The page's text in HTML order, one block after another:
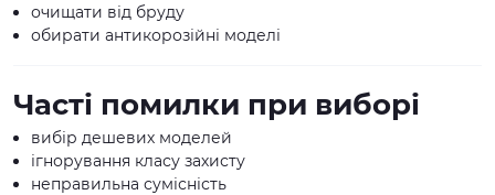
очищати від бруду
обирати антикорозійні моделі
Часті помилки при виборі
вибір дешевих моделей
ігнорування класу захисту
неправильна сумісність